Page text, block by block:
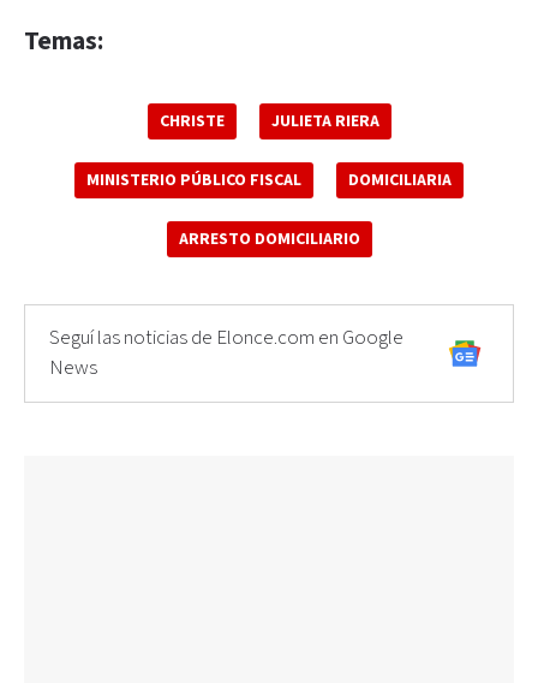
Temas:
CHRISTE JULIETA RIERA
MINISTERIO PÚBLICO FISCAL DOMICILIARIA
ARRESTO DOMICILIARIO
Seguí las noticias de Elonce.com en Google
News